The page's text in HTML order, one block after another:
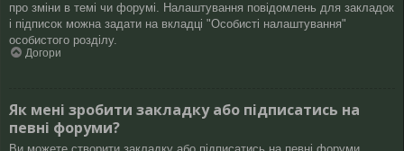
про зміни в темі чи форумі. Налаштування повідомлень для закладок
і підписок можна задати на вкладці "Особисті налаштування"
особистого розділу.
Догори
Як мені зробити закладку або підписатись на
певні форуми?